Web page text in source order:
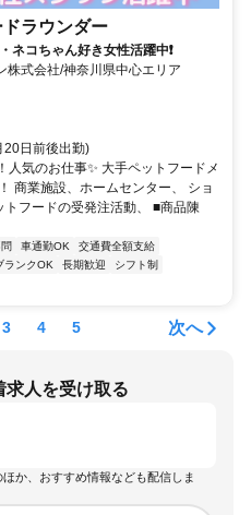
ラウンダー
ネコちゃん好き女性活躍中❗
株式会社/神奈川県中心エリア
20日前後出勤)
人気のお仕事✨ 大手ペットフードメ
商業施設、ホームセンター、 ショ
フードの受発注活動、 ■商品陳
車通勤OK
交通費全額支給
ランクOK 長期歓迎
シフト制
3 4 5 次へ
求人を受け取る
か、おすすめ情報なども配信しま